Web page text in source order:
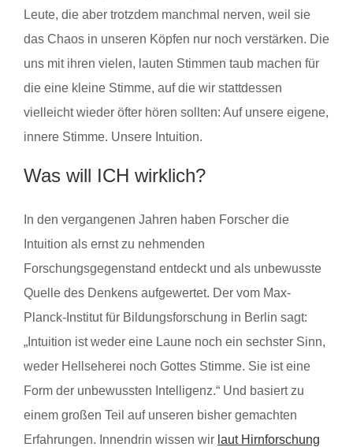
Leute, die aber trotzdem manchmal nerven, weil sie
das Chaos in unseren Köpfen nur noch verstärken. Die
uns mit ihren vielen, lauten Stimmen taub machen für
die eine kleine Stimme, auf die wir stattdessen
vielleicht wieder öfter hören sollten: Auf unsere eigene,
innere Stimme. Unsere Intuition.
Was will ICH wirklich?
In den vergangenen Jahren haben Forscher die
Intuition als ernst zu nehmenden
Forschungsgegenstand entdeckt und als unbewusste
Quelle des Denkens aufgewertet. Der vom Max-
Planck-Institut für Bildungsforschung in Berlin sagt:
„Intuition ist weder eine Laune noch ein sechster Sinn,
weder Hellseherei noch Gottes Stimme. Sie ist eine
Form der unbewussten Intelligenz.“ Und basiert zu
einem großen Teil auf unseren bisher gemachten
Erfahrungen. Innendrin wissen wir laut Hirnforschung